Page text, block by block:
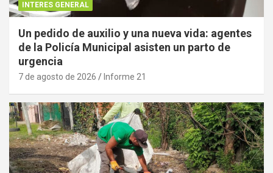
INTERES GENERAL
Un pedido de auxilio y una nueva vida: agentes
de la Policía Municipal asisten un parto de
urgencia
7 de agosto de 2026 Informe 21